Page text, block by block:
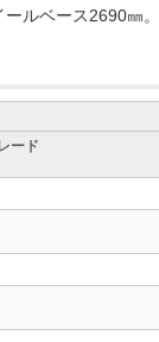
ールベース2690㎜
ード